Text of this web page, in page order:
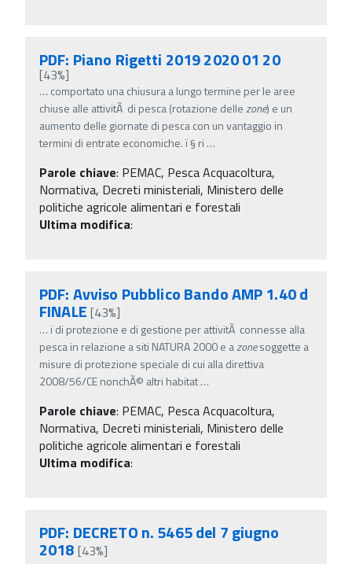
PDF: Piano Rigetti 2019 2020 01 20
[43%]
… comportato una chiusura a lungo termine per le aree
chiuse alle attivitÃ di pesca (rotazione dellezone) e un
aumento delle giornate di pesca con un vantaggio in
termini di entrate economiche. ï‚§ ri …
Parole chiave: PEMAC, Pesca Acquacoltura,
Normativa, Decreti ministeriali, Ministero delle
politiche agricole alimentari e forestali
Ultima modifica:
PDF: Avviso Pubblico Bando AMP 1.40 d
FINALE [43%]
… i di protezione e di gestione per attivitÃ connesse alla
pesca in relazione a siti NATURA 2000 e azonesoggette a
misure di protezione speciale di cui alla direttiva
2008/56/CE nonchÃ© altri habitat…
Parole chiave: PEMAC, Pesca Acquacoltura,
Normativa, Decreti ministeriali, Ministero delle
politiche agricole alimentari e forestali
Ultima modifica:
PDF: DECRETO n. 5465 del 7 giugno
2018 [43%]